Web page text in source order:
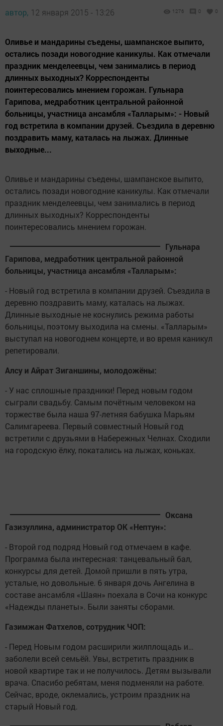
автор, 12 января 2015 - 13:26 1276 0 0
Оливье и мандарины съедены, шампанское выпито,
остались позади новогодние каникулы. Как отмечали
праздник менделеевцы, чем занимались в период
длинных выходных? Корреспонденты
поинтересовались мнением горожан. Гульнара
Гарипова, медработник центральной районной
больницы, участница ансамбля «Талларым»: - Новый
год встретила в компании друзей. Съездила в деревню
поздравить маму, каталась на лыжах. Длинные
выходные...
Оливье и мандарины съедены, шампанское выпито,
остались позади новогодние каникулы. Как отмечали
праздник менделеевцы, чем занимались в период
длинных выходных? Корреспонденты
поинтересовались мнением горожан.
Гульнара
Гарипова, медработник центральной районной
больницы, участница ансамбля «Талларым»:
- Новый год встретила в компании друзей. Съездила в
деревню поздравить маму, каталась на лыжах.
Длинные выходные не коснулись режима работы
больницы, поэтому выходила на смены. «Талларым»
выступал на новогоднем концерте, и во время каникул
репетировали.
Алсу и Айрат Зиганшины, молодожёны:
- У нас сплошные праздники! Перед новым годом
сыграли свадьбу. Самым почётным человеком на
торжестве была наша 97-летняя бабушка Марьям
Салимгареева. Первый совместный Новый год
встретили с друзьями в Набережных Челнах. Сходили
на городскую ёлку, покатались на лыжах, коньках.
Оксана
Газизуллина, администратор ОК «Нептун»:
- Второй год подряд Новый год отмечаем в кафе.
Программа была интересная: танцевальный бал,
конкурсы для детей. Домой пришли в пять утра,
усталые, но довольные. 6 января дочь Ангелина в
составе ансамбля «Шаян» поехала в Сочи на конкурс
«Надежды планеты». Были заняты сборами.
Газимжан Фатхелов, сотрудник ЧОП:
- Перед Новым годом расширили жилплощадь и…
заболели всей семьёй. Увы, встретить праздник в
новой квартире так и не получилось. Детям вызывали
врача. Спасибо ребятам, меня подменяли на работе.
Сейчас, вроде, оклемались, устроим праздник на
старый Новый год.